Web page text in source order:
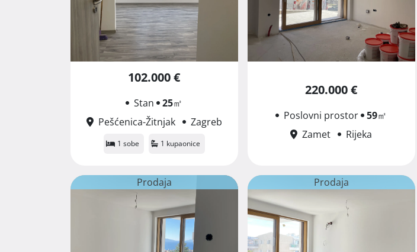
102.000 €
Stan 25㎡
Pešćenica-Žitnjak
Zagreb
1 sobe 1 kupaonice
220.000 €
Poslovni prostor 59㎡
Zamet
Rijeka
Prodaja Prodaja